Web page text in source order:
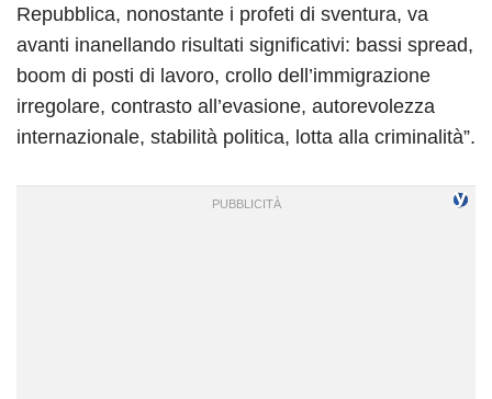
Repubblica, nonostante i profeti di sventura, va
avanti inanellando risultati significativi: bassi spread,
boom di posti di lavoro, crollo dell’immigrazione
irregolare, contrasto all’evasione, autorevolezza
internazionale, stabilità politica, lotta alla criminalità”.